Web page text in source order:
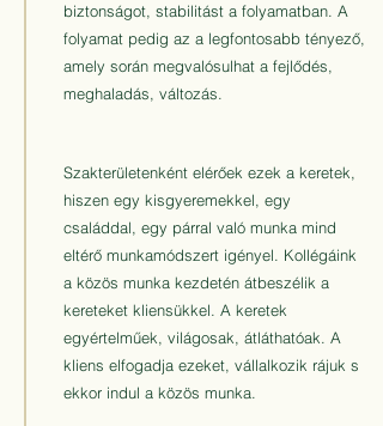
biztonságot, stabilitást a folyamatban. A
folyamat pedig az a legfontosabb tényező,
amely során megvalósulhat a fejlődés,
meghaladás, változás.
Szakterületenként elérőek ezek a keretek,
hiszen egy kisgyeremekkel, egy
családdal, egy párral való munka mind
eltérő munkamódszert igényel. Kollégáink
a közös munka kezdetén átbeszélik a
kereteket kliensükkel. A keretek
egyértelműek, világosak, átláthatóak. A
kliens elfogadja ezeket, vállalkozik rájuk s
ekkor indul a közös munka.